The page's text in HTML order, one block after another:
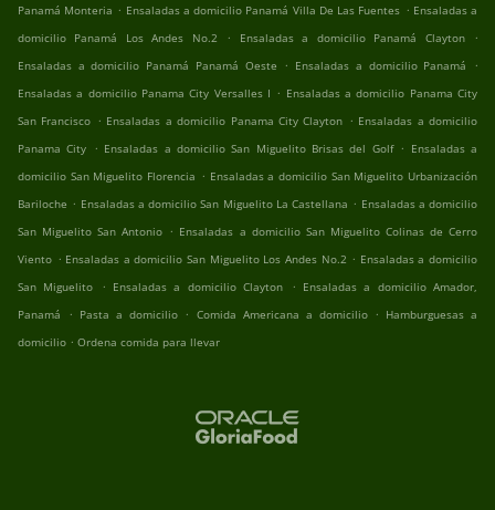
Panamá Monteria . Ensaladas a domicilio Panamá Villa De Las Fuentes . Ensaladas a
domicilio Panamá Los Andes No.2
. Ensaladas a domicilio Panamá Clayton
.
Ensaladas a domicilio Panamá Panamá Oeste . Ensaladas a domicilio Panamá
.
Ensaladas a domicilio Panama City Versalles I . Ensaladas a domicilio Panama City
San Francisco . Ensaladas a domicilio Panama City Clayton . Ensaladas a domicilio
Panama City . Ensaladas a domicilio San Miguelito Brisas del Golf . Ensaladas a
domicilio San Miguelito Florencia . Ensaladas a domicilio San Miguelito Urbanización
Bariloche . Ensaladas a domicilio San Miguelito La Castellana . Ensaladas a domicilio
San Miguelito San Antonio . Ensaladas a domicilio San Miguelito Colinas de Cerro
Viento . Ensaladas a domicilio San Miguelito Los Andes No.2 . Ensaladas a domicilio
San Miguelito
. Ensaladas a domicilio Clayton . Ensaladas a domicilio Amador,
Panamá
. Pasta a domicilio . Comida Americana a domicilio . Hamburguesas a
domicilio . Ordena comida para llevar